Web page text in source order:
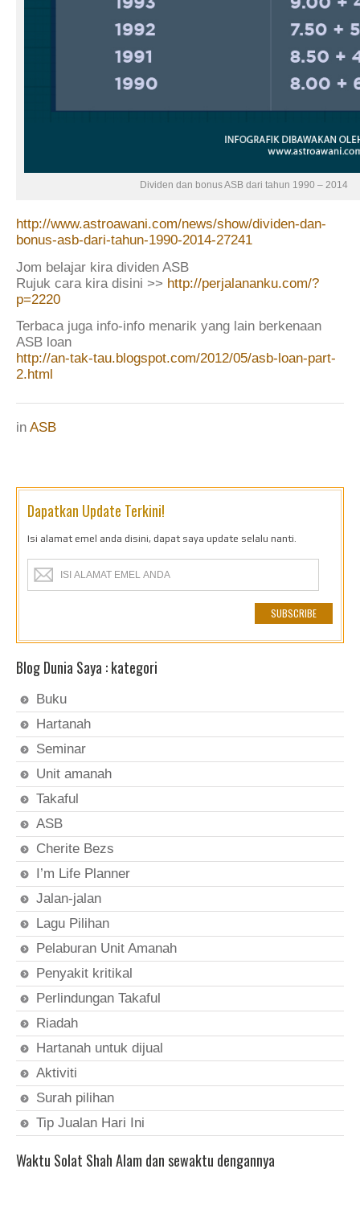
Dividen dan bonus ASB dari tahun 1990 – 2014
http://www.astroawani.com/news/show/dividen-dan-
bonus-asb-dari-tahun-1990-2014-27241
Jom belajar kira dividen ASB
Rujuk cara kira disini >> http://perjalananku.com/?
p=2220
Terbaca juga info-info menarik yang lain berkenaan
ASB loan
http://an-tak-tau.blogspot.com/2012/05/asb-loan-part-
2.html
in ASB
Dapatkan Update Terkini!
Isi alamat emel anda disini, dapat saya update selalu nanti.
Blog Dunia Saya : kategori
Buku
Hartanah
Seminar
Unit amanah
Takaful
ASB
Cherite Bezs
I’m Life Planner
Jalan-jalan
Lagu Pilihan
Pelaburan Unit Amanah
Penyakit kritikal
Perlindungan Takaful
Riadah
Hartanah untuk dijual
Aktiviti
Surah pilihan
Tip Jualan Hari Ini
Waktu Solat Shah Alam dan sewaktu dengannya